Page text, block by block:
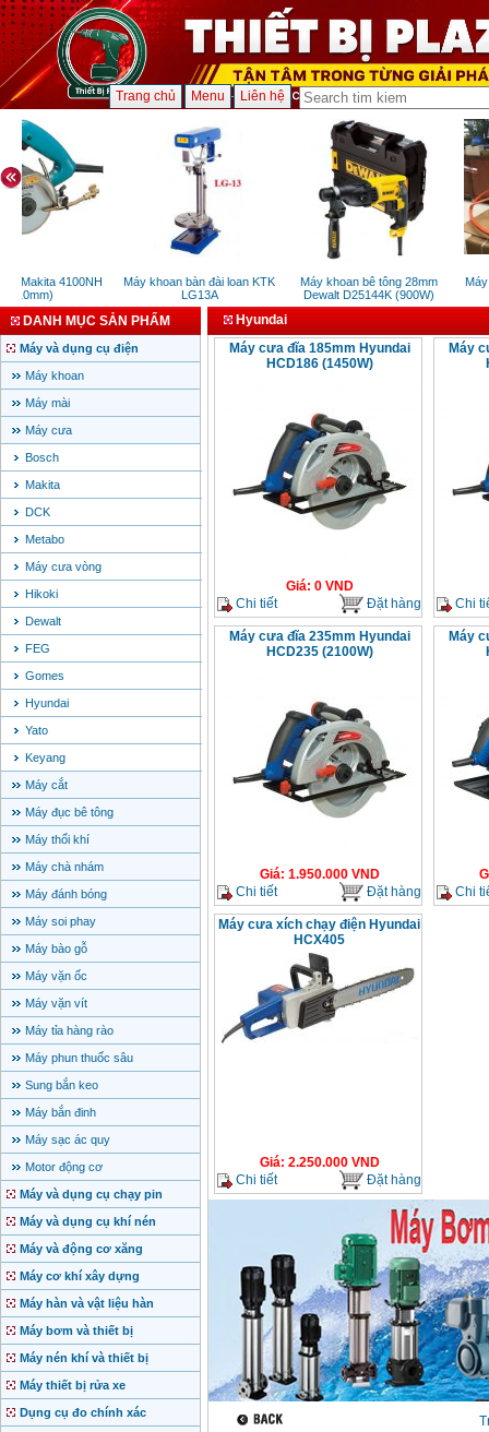
Trang chủ Menu Liên hệ
Makita 4100NH
(110mm)
Máy khoan bàn đài loan KTK
LG13A
Máy khoan bê tông 28mm
Dewalt D25144K (900W)
Máy
DANH MỤC SẢN PHẨM
Máy và dụng cụ điện
Máy khoan
Máy mài
Máy cưa
Bosch
Makita
DCK
Metabo
Máy cưa vòng
Hikoki
Dewalt
FEG
Gomes
Hyundai
Yato
Keyang
Máy cắt
Máy đục bê tông
Máy thổi khí
Máy chà nhám
Máy đánh bóng
Máy soi phay
Máy bào gỗ
Máy vặn ốc
Máy vặn vít
Máy tỉa hàng rào
Máy phun thuốc sâu
Sung bắn keo
Máy bắn đinh
Máy sạc ác quy
Motor động cơ
Máy và dụng cụ chạy pin
Máy và dụng cụ khí nén
Máy và động cơ xăng
Máy cơ khí xây dựng
Máy hàn và vật liệu hàn
Máy bơm và thiết bị
Máy nén khí và thiết bị
Máy thiết bị rửa xe
Dụng cụ đo chính xác
Hyundai
Máy cưa đĩa 185mm Hyundai
HCD186 (1450W)
Giá: 0VND
Chi tiết
Đặt hàng
Máy
Chi
Máy cưa đĩa 235mm Hyundai
HCD235 (2100W)
Giá: 1.950.000VND
Chi tiết
Đặt hàng
Máy
Chi
Máy cưa xích chạy điện Hyundai
HCX405
Giá: 2.250.000VND
Chi tiết
Đặt hàng